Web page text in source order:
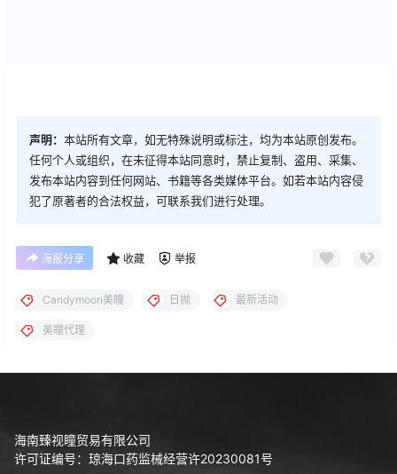
声明： 本站所有文章，如无特殊说明或标注，均为本站原创发布。
任何个人或组织，在未征得本站同意时，禁止复制、盗用、采集、
发布本站内容到任何网站、书籍等各类媒体平台。如若本站内容侵
犯了原著者的合法权益，可联系我们进行处理。
海报分享 收藏 举报
Candymoon美瞳 日抛 最新活动
美瞳代理
海南臻视瞳贸易有限公司
许可证编号：琼海口药监械经营许20230081号